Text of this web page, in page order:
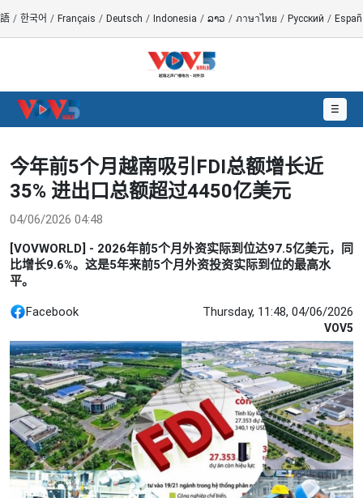
/ 한국어 / Français / Deutsch / Indonesia / ລາວ / ภาษาไทย / Русский /
☰
今年前5个月越南吸引FDI总额增长近
35% 进出口总额超过4450亿美元
04/06/2026 04:48
[VOVWORLD] - 2026年前5个月外资实际到位达97.5亿美元，同
比增长9.6%。这是5年来前5个月外资投资实际到位的最高水
平。
Facebook Thursday, 11:48, 04/06/2026
VOV5